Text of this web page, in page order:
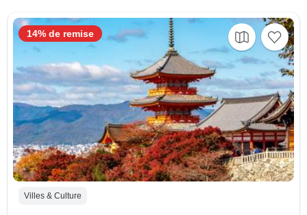
Villes & Culture
14% de remise